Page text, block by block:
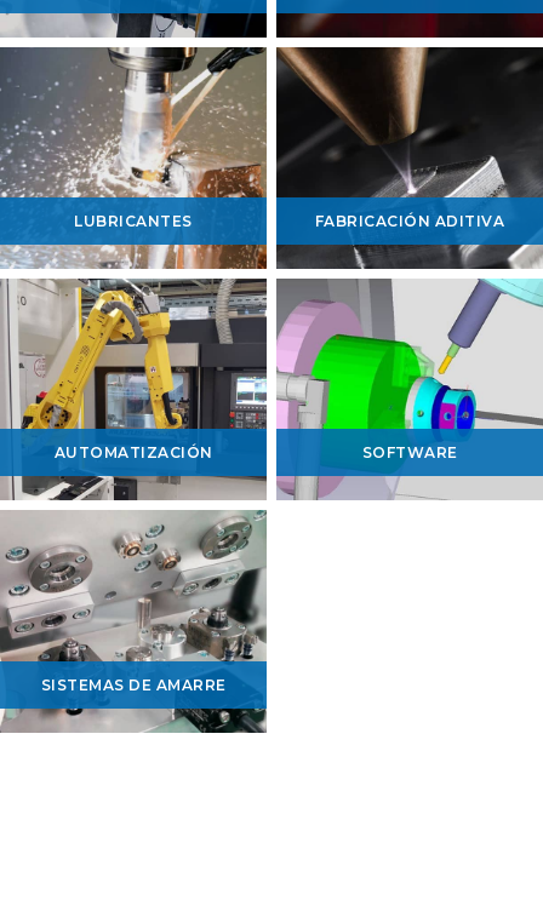
LUBRICANTES FABRICACIÓN ADITIVA
AUTOMATIZACIÓN SOFTWARE
SISTEMAS DE AMARRE